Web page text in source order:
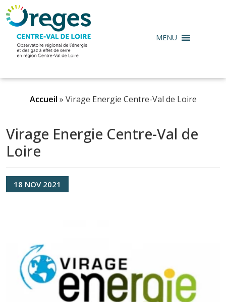
MENU
Accueil » Virage Energie Centre-Val de Loire
Virage Energie Centre-Val de
Loire
18 NOV 2021